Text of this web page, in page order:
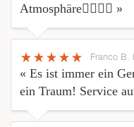
Atmosphäre👍🏼👌🏼 »
Franco B.
« Es ist immer ein
ein Traum! Service